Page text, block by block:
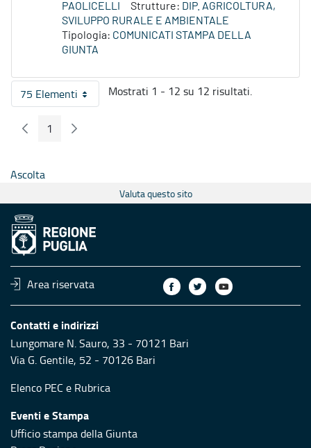
PAOLICELLI
Strutture: DIP. AGRICOLTURA,
SVILUPPO RURALE E AMBIENTALE
Tipologia: COMUNICATI STAMPA DELLA
GIUNTA
75 ElementiPer pagina
Mostrati 1 - 12 su 12 risultati.
Pagina Precedente
Pagina
1 Pagina Seguente
Ascolta
Valuta questo sito
Area riservata
Contatti e indirizzi
Lungomare N. Sauro, 33 - 70121 Bari
Via G. Gentile, 52 - 70126 Bari
Elenco PEC e Rubrica
Eventi e Stampa
Ufficio stampa della Giunta